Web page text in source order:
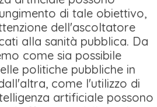
di tale obiettivo,
dell'ascoltatore
alla sanità pubblica. Da
come sia possibile
politiche pubbliche in
come l'utilizzo di
artificiale possono